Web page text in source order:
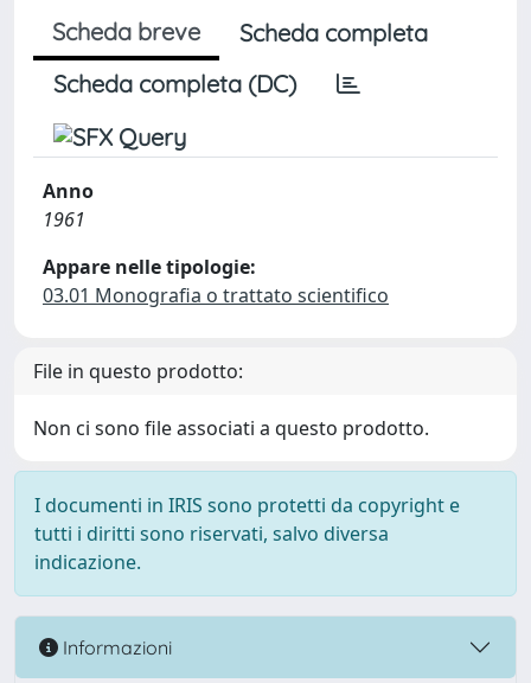
Scheda breve
Scheda completa
Scheda completa (DC)
Anno
1961
Appare nelle tipologie:
03.01 Monografia o trattato scientifico
File in questo prodotto:
Non ci sono file associati a questo prodotto.
I documenti in IRIS sono protetti da copyright e
tutti i diritti sono riservati, salvo diversa
indicazione.
Informazioni